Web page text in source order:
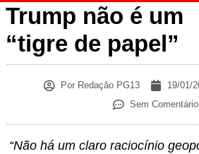
Trump não é um
“tigre de papel”
PorRedação PG13 19/01/
Sem
“Não há um claro raciocínio